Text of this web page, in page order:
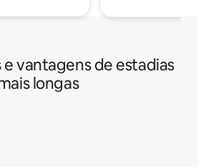
vantagens de estadias
longas